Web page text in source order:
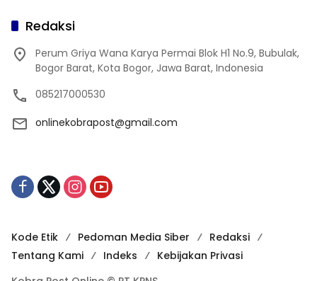
Redaksi
Perum Griya Wana Karya Permai Blok H1 No.9, Bubulak,
Bogor Barat, Kota Bogor, Jawa Barat, Indonesia
085217000530
onlinekobrapost@gmail.com
Kode Etik Pedoman Media Siber
Redaksi
Tentang Kami
Indeks
Kebijakan Privasi